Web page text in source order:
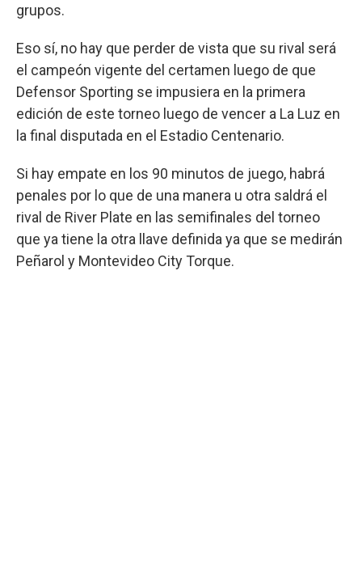
grupos.
Eso sí, no hay que perder de vista que su rival será
el campeón vigente del certamen luego de que
Defensor Sporting se impusiera en la primera
edición de este torneo luego de vencer a La Luz en
la final disputada en el Estadio Centenario.
Si hay empate en los 90 minutos de juego, habrá
penales por lo que de una manera u otra saldrá el
rival de River Plate en las semifinales del torneo
que ya tiene la otra llave definida ya que se medirán
Peñarol y Montevideo City Torque.